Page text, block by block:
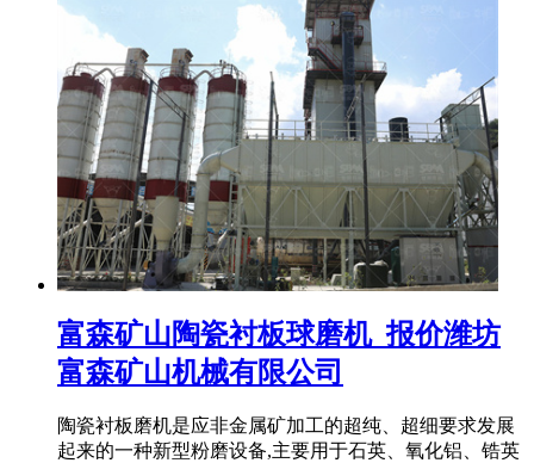
富森矿山陶瓷衬板球磨机_报价潍坊
富森矿山机械有限公司
陶瓷衬板磨机是应非金属矿加工的超纯、超细要求发展
起来的一种新型粉磨设备,主要用于石英、氧化铝、锆英